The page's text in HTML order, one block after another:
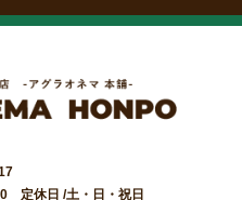
定休日 /土・日・祝日